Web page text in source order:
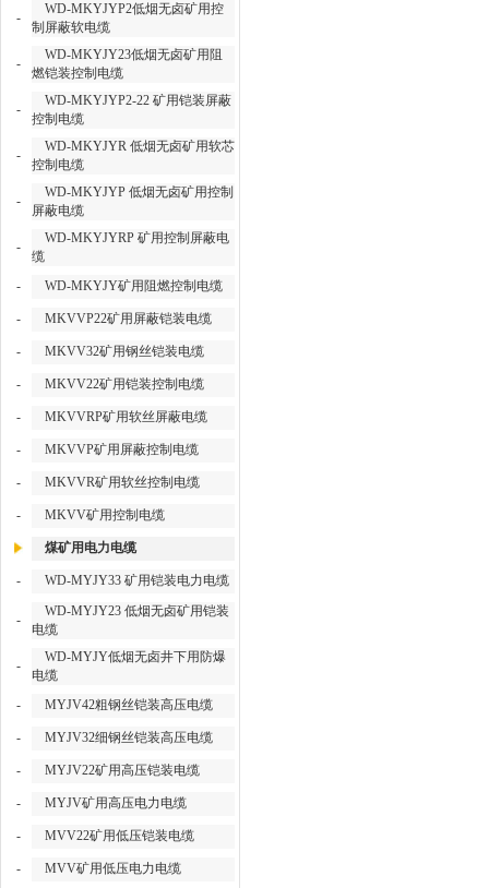
-
WD-MKYJYP2低烟无卤矿用控
制屏蔽软电缆
-
WD-MKYJY23低烟无卤矿用阻
燃铠装控制电缆
-
WD-MKYJYP2-22 矿用铠装屏蔽
控制电缆
-
WD-MKYJYR 低烟无卤矿用软芯
控制电缆
-
WD-MKYJYP 低烟无卤矿用控制
屏蔽电缆
-
WD-MKYJYRP 矿用控制屏蔽电
缆
-
WD-MKYJY矿用阻燃控制电缆
- MKVVP22矿用屏蔽铠装电缆
- MKVV32矿用钢丝铠装电缆
- MKVV22矿用铠装控制电缆
- MKVVRP矿用软丝屏蔽电缆
- MKVVP矿用屏蔽控制电缆
- MKVVR矿用软丝控制电缆
- MKVV矿用控制电缆
煤矿用电力电缆
- WD-MYJY33 矿用铠装电力电缆
-
WD-MYJY23 低烟无卤矿用铠装
电缆
-
WD-MYJY低烟无卤井下用防爆
电缆
-
MYJV42粗钢丝铠装高压电缆
- MYJV32细钢丝铠装高压电缆
- MYJV22矿用高压铠装电缆
- MYJV矿用高压电力电缆
- MVV22矿用低压铠装电缆
- MVV矿用低压电力电缆